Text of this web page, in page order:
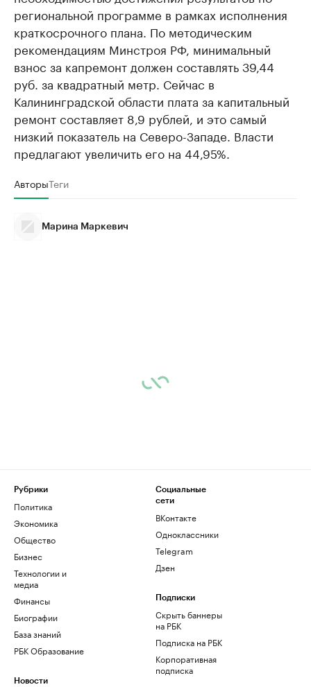
региональной программе в рамках исполнения
краткосрочного плана. По методическим
рекомендациям Минстроя РФ, минимальный
взнос за капремонт должен составлять 39,44
руб. за квадратный метр. Сейчас в
Калининградской области плата за капитальный
ремонт составляет 8,9 рублей, и это самый
низкий показатель на Северо-Западе. Власти
предлагают увеличить его на 44,95%.
АвторыТеги
Марина Маркевич
Рубрики
Политика
Экономика
Общество
Бизнес
Технологии и
медиа
Финансы
Биографии
База знаний
РБК Образование
Новости
Социальные
сети
ВКонтакте
Одноклассники
Telegram
Дзен
Подписки
Скрыть баннеры
на РБК
Подписка на РБК
Корпоративная
подписка